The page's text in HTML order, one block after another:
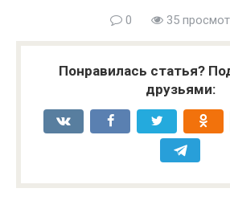
0 35
Понравилась статья?
друзьями: